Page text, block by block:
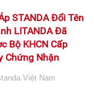
STANDA Đổi Tên
LITANDA Đã
Bộ KHCN Cấp
Chứng Nhận
Việt Nam